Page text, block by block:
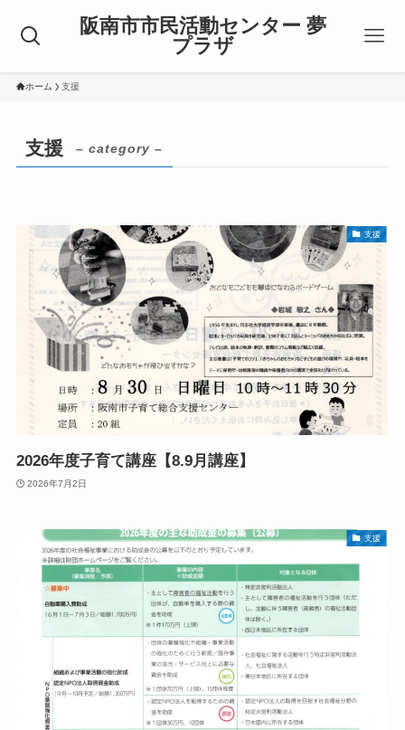
阪南市市民活動センター 夢
プラザ
ホーム 支援
支援 – category –
支援
2026年度子育て講座【8.9月講座】
2026年7月2日
支援